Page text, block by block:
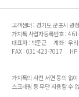
고객센터 : 경기도 군포시 광
가치톡 사업자등록번호 :
대표자 : 박준근
계좌 : 우
FAX : 031-423-7017
가치톡의 사전 서면 동의 없
스크래핑 등 무단 사용할 수